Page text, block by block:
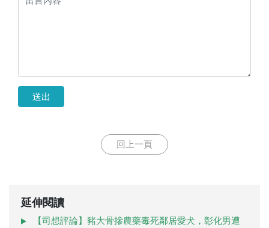
送出
回上一頁
延伸閱讀
【司想評論】豬大骨摻農藥毒死鄰居愛犬，彰化男遭